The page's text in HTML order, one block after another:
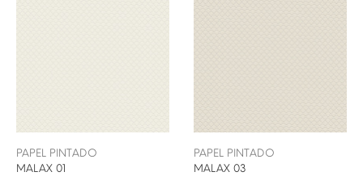
PAPEL PINTADO
MALAX 01
PAPEL PINTADO
MALAX 03